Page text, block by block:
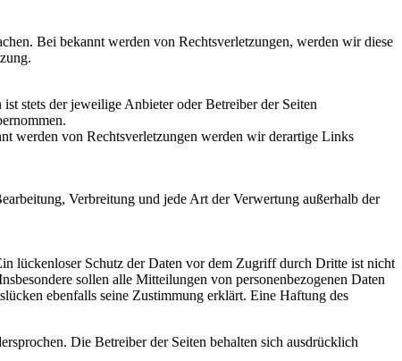
Bei bekannt werden von Rechtsverletzungen, werden wir diese
stets der jeweilige Anbieter oder Betreiber der Seiten
werden von Rechtsverletzungen werden wir derartige Links
Verbreitung und jede Art der Verwertung außerhalb der
lückenloser Schutz der Daten vor dem Zugriff durch Dritte ist nicht
sollen alle Mitteilungen von personenbezogenen Daten
ebenfalls seine Zustimmung erklärt. Eine Haftung des
Die Betreiber der Seiten behalten sich ausdrücklich